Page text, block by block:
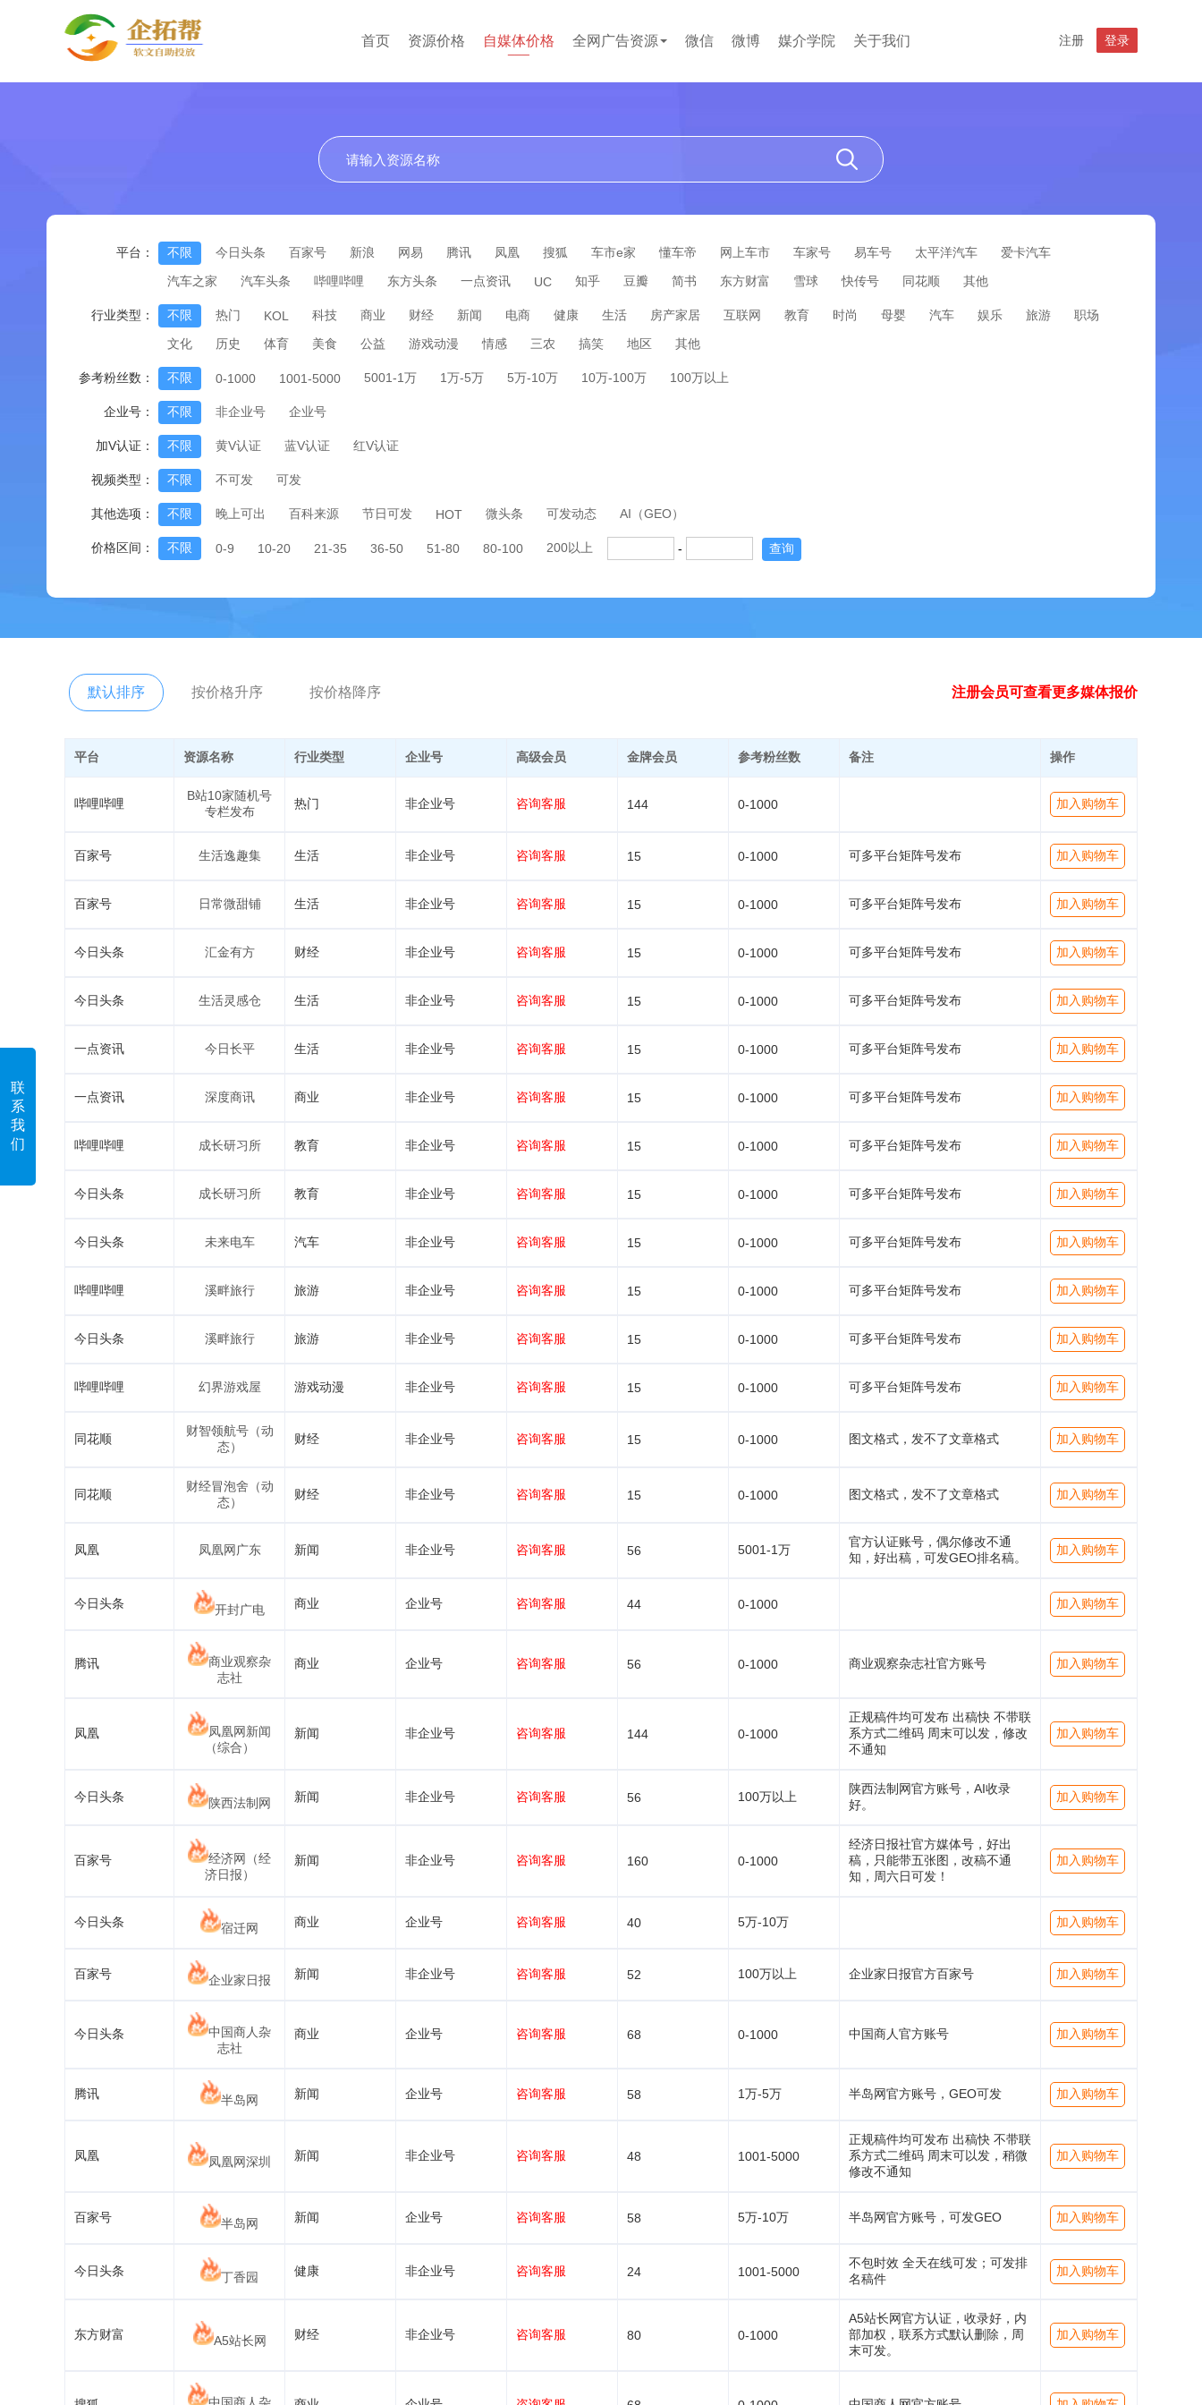
联
系
我
们
首页 资源价格 自媒体价格 全网广告资源
小红书 文案代写
百度百科
短视频
微信 微博 媒介学院 关于我们 注册 登录
平台： 不限 今日头条 百家号 新浪 网易 腾讯 凤凰 搜狐 车市e家 懂车帝 网上车市 车家号 易车号 太平洋汽车
爱卡汽车
汽车之家
汽车头条 哔哩哔哩 东方头条 一点资讯 UC 知乎 豆瓣 简书 东方财富 雪球 快传号 同花顺 其他
行业类型： 不限 热门 KOL 科技 商业 财经 新闻 电商 健康 生活 房产家居 互联网 教育 时尚 母婴 汽车 娱乐 旅游
职场
文化
历史 体育 美食 公益 游戏动漫 情感 三农 搞笑 地区 其他
参考粉丝数： 不限 0-1000 1001-5000 5001-1万 1万-5万 5万-10万 10万-100万 100万以上
企业号： 不限 非企业号 企业号
加V认证： 不限 黄V认证 蓝V认证 红V认证
视频类型： 不限 不可发 可发
其他选项： 不限 晚上可出 百科来源 节日可发 HOT 微头条 可发动态 AI（GEO）
价格区间： 不限 0-9 10-20 21-35 36-50 51-80 80-100 200以上 - 查询
默认排序 按价格升序 按价格降序 注册会员可查看更多媒体报价
平台 资源名称 行业类型 企业号 高级会员 金牌会员 参考粉丝数 备注 操作
哔哩哔哩
B站10家随机号
专栏发布
热门 非企业号 咨询客服 144 0-1000 加入购物车
百家号 生活逸趣集 生活 非企业号 咨询客服 15 0-1000 可多平台矩阵号发布 加入购物车
百家号 日常微甜铺 生活 非企业号 咨询客服 15 0-1000 可多平台矩阵号发布 加入购物车
今日头条 汇金有方 财经 非企业号 咨询客服 15 0-1000 可多平台矩阵号发布 加入购物车
今日头条 生活灵感仓 生活 非企业号 咨询客服 15 0-1000 可多平台矩阵号发布 加入购物车
一点资讯 今日长平 生活 非企业号 咨询客服 15 0-1000 可多平台矩阵号发布 加入购物车
一点资讯 深度商讯 商业 非企业号 咨询客服 15 0-1000 可多平台矩阵号发布 加入购物车
哔哩哔哩 成长研习所 教育 非企业号 咨询客服 15 0-1000 可多平台矩阵号发布 加入购物车
今日头条 成长研习所 教育 非企业号 咨询客服 15 0-1000 可多平台矩阵号发布 加入购物车
今日头条 未来电车 汽车 非企业号 咨询客服 15 0-1000 可多平台矩阵号发布 加入购物车
哔哩哔哩 溪畔旅行 旅游 非企业号 咨询客服 15 0-1000 可多平台矩阵号发布 加入购物车
今日头条 溪畔旅行 旅游 非企业号 咨询客服 15 0-1000 可多平台矩阵号发布 加入购物车
哔哩哔哩 幻界游戏屋 游戏动漫 非企业号 咨询客服 15 0-1000 可多平台矩阵号发布 加入购物车
同花顺
财智领航号（动
态）
财经 非企业号 咨询客服 15 0-1000 图文格式，发不了文章格式 加入购物车
同花顺
财经冒泡舍（动
态）
财经 非企业号 咨询客服 15 0-1000 图文格式，发不了文章格式 加入购物车
凤凰 凤凰网广东 新闻 非企业号 咨询客服 56 5001-1万
官方认证账号，偶尔修改不通
知，好出稿，可发GEO排名稿。
加入购物车
今日头条 开封广电 商业 企业号 咨询客服 44 0-1000 加入购物车
腾讯
商业观察杂
志社
商业 企业号 咨询客服 56 0-1000 商业观察杂志社官方账号 加入购物车
凤凰
凤凰网新闻
（综合）
新闻 非企业号 咨询客服 144 0-1000
正规稿件均可发布 出稿快 不带联
系方式二维码 周末可以发，修改
不通知
加入购物车
今日头条 陕西法制网 新闻 非企业号 咨询客服 56 100万以上
陕西法制网官方账号，AI收录
好。
加入购物车
百家号
经济网（经
济日报）
新闻 非企业号 咨询客服 160 0-1000
经济日报社官方媒体号，好出
稿，只能带五张图，改稿不通
知，周六日可发！
加入购物车
今日头条 宿迁网 商业 企业号 咨询客服 40 5万-10万 加入购物车
百家号 企业家日报 新闻 非企业号 咨询客服 52 100万以上 企业家日报官方百家号 加入购物车
今日头条
中国商人杂
志社
商业 企业号 咨询客服 68 0-1000 中国商人官方账号 加入购物车
腾讯 半岛网 新闻 企业号 咨询客服 58 1万-5万 半岛网官方账号，GEO可发 加入购物车
凤凰 凤凰网深圳 新闻 非企业号 咨询客服 48 1001-5000
正规稿件均可发布 出稿快 不带联
系方式二维码 周末可以发，稍微
修改不通知
加入购物车
百家号 半岛网 新闻 企业号 咨询客服 58 5万-10万 半岛网官方账号，可发GEO 加入购物车
今日头条 丁香园 健康 非企业号 咨询客服 24 1001-5000
不包时效 全天在线可发；可发排
名稿件
加入购物车
东方财富 A5站长网 财经 非企业号 咨询客服 80 0-1000
A5站长网官方认证，收录好，内
部加权，联系方式默认删除，周
末可发。
加入购物车